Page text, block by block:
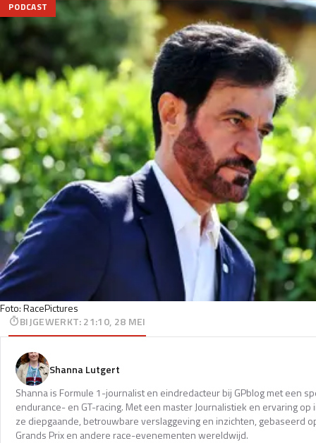
Foto: RacePictures
PODCAST
BIJGEWERKT:21:10, 28 MEI
Shanna Lutgert
Shanna is Formule 1-journalist en eindredacteur bij GPblog met een
endurance- en GT-racing. Met een master Journalistiek en ervaring
ze diepgaande, betrouwbare verslaggeving en inzichten, gebaseerd
Grands Prix en andere race-evenementen wereldwijd.